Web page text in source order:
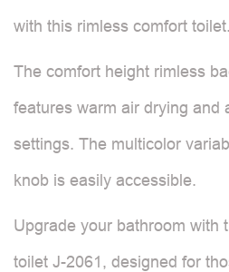
with this rimless comfort toilet.
The comfort height rimless
features warm air drying and
settings. The multicolor
knob is easily accessible.
Upgrade your bathroom with
toilet J-2061, designed for